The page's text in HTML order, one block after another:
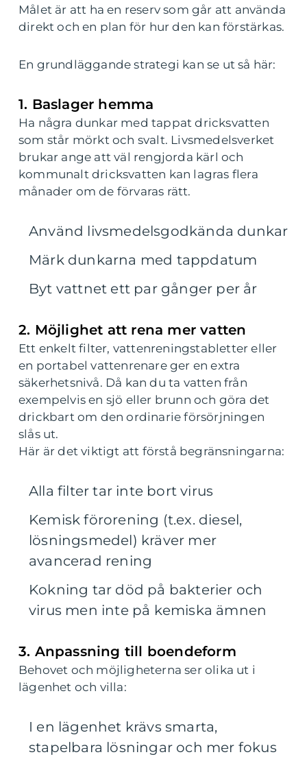
Målet är att ha en reserv som går att använda
direkt och en plan för hur den kan förstärkas.
En grundläggande strategi kan se ut så här:
1. Baslager hemma
Ha några dunkar med tappat dricksvatten
som står mörkt och svalt. Livsmedelsverket
brukar ange att väl rengjorda kärl och
kommunalt dricksvatten kan lagras flera
månader om de förvaras rätt.
Använd livsmedelsgodkända dunkar
Märk dunkarna med tappdatum
Byt vattnet ett par gånger per år
2. Möjlighet att rena mer vatten
Ett enkelt filter, vattenreningstabletter eller
en portabel vattenrenare ger en extra
säkerhetsnivå. Då kan du ta vatten från
exempelvis en sjö eller brunn och göra det
drickbart om den ordinarie försörjningen
slås ut.
Här är det viktigt att förstå begränsningarna:
Alla filter tar inte bort virus
Kemisk förorening (t.ex. diesel,
lösningsmedel) kräver mer
avancerad rening
Kokning tar död på bakterier och
virus men inte på kemiska ämnen
3. Anpassning till boendeform
Behovet och möjligheterna ser olika ut i
lägenhet och villa:
I en lägenhet krävs smarta,
stapelbara lösningar och mer fokus